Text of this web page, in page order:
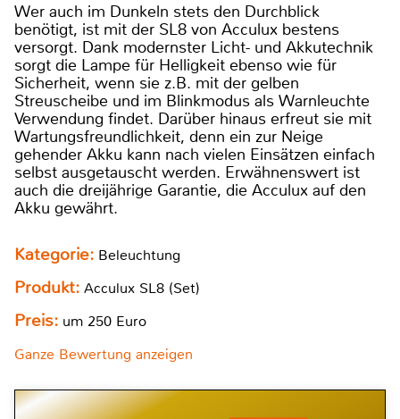
Wer auch im Dunkeln stets den Durchblick
benötigt, ist mit der SL8 von Acculux bestens
versorgt. Dank modernster Licht- und Akkutechnik
sorgt die Lampe für Helligkeit ebenso wie für
Sicherheit, wenn sie z.B. mit der gelben
Streuscheibe und im Blinkmodus als Warnleuchte
Verwendung findet. Darüber hinaus erfreut sie mit
Wartungsfreundlichkeit, denn ein zur Neige
gehender Akku kann nach vielen Einsätzen einfach
selbst ausgetauscht werden. Erwähnenswert ist
auch die dreijährige Garantie, die Acculux auf den
Akku gewährt.
Kategorie: Beleuchtung
Produkt: Acculux SL8 (Set)
Preis: um 250 Euro
Ganze Bewertung anzeigen